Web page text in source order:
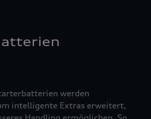
werden
intelligente Extras erweitert,